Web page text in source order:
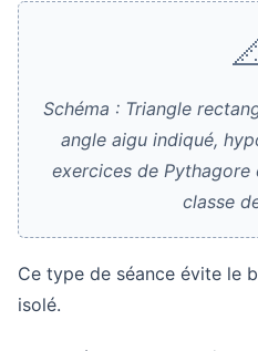
📐
Schéma : Triangle
angle aigu indiqué,
exercices de
classe
Ce type de séance évite le
isolé.